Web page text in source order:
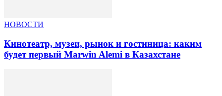
НОВОСТИ
Кинотеатр, музеи, рынок и гостиница: каким
будет первый Marwin Alemi в Казахстане